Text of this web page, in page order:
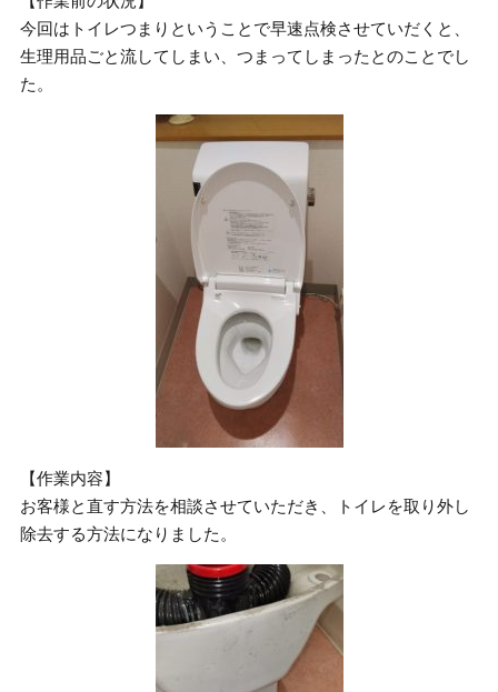
今回はトイレつまりということで早速点検させていだくと、
生理用品ごと流してしまい、つまってしまったとのことでし
た。
【作業内容】
お客様と直す方法を相談させていただき、トイレを取り外し
除去する方法になりました。